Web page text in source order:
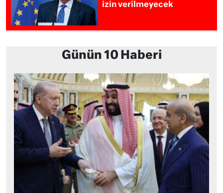
izin verilmeyecek
Günün 10 Haberi